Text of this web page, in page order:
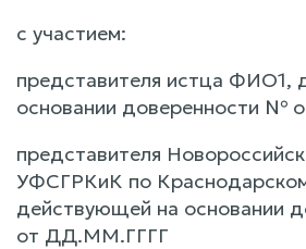
с участием:
представителя истца ФИО1,
основании доверенности №
представителя
УФСГРКиК по
действующей на основании
от ДД.ММ.ГГГГ